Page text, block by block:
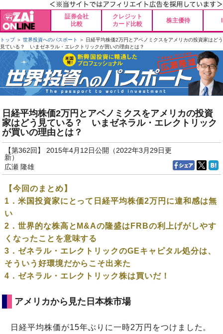
証券会社
比較
クレジット
カード比較
株主優待
トップ＞ 世界投資へのパスポート
＞ 日経平均株価2万円とアベノミクスをアメリカの投資家はどう
見ている？ いまゼネラル・エレクトリックが買いの理由とは？
日経平均株価2万円とアベノミクスをアメリカの投資
家はどう見ている？ いまゼネラル・エレクトリック
が買いの理由とは？
【第362回】 2015年4月12日公開（2022年3月29日更
新）
広瀬 隆雄
【今回のまとめ】
1．米国投資家にとって日経平均株価2万円に違和感は無
い
2．世界的な株高とM&Aの隆盛はFRBの利上げがしやす
くなったことを意味する
3．ゼネラル・エレクトリックのGEキャピタル処分は、
そういう好環境だからこそ出来た
4．ゼネラル・エレクトリック株は買いだ！
アメリカから見た日本株市場
日経平均株価が15年ぶりに一時2万円をつけました。